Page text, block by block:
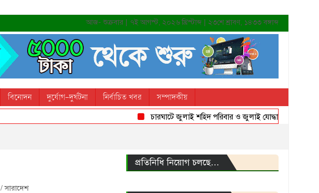
আজ- শুক্রবার | ৭ই আগস্ট, ২০২৬ খ্রিস্টাব্দ | ২৩শে শ্রাবণ, ১৪৩৩ বঙ্গাব্দ
বিনোদন দুর্যোগ-দুর্ঘটনা নির্বাচিত খবর সম্পাদকীয়
চারঘাটে জুলাই শহিদ পরিবার ও জুলাই যোদ্ধাদের সংবর্ধনা
/সারাদেশ
প্রতিনিধি নিয়োগ চলছে…